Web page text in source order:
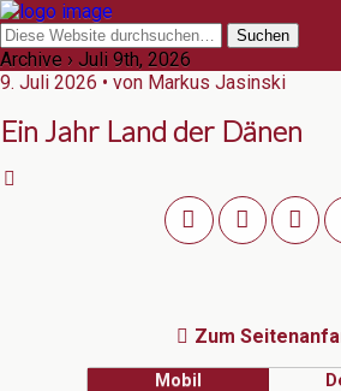
Archive › Juli 9th, 2026
9. Juli 2026 • von Markus Jasinski
Ein Jahr Land der Dänen
Zum
Mobil